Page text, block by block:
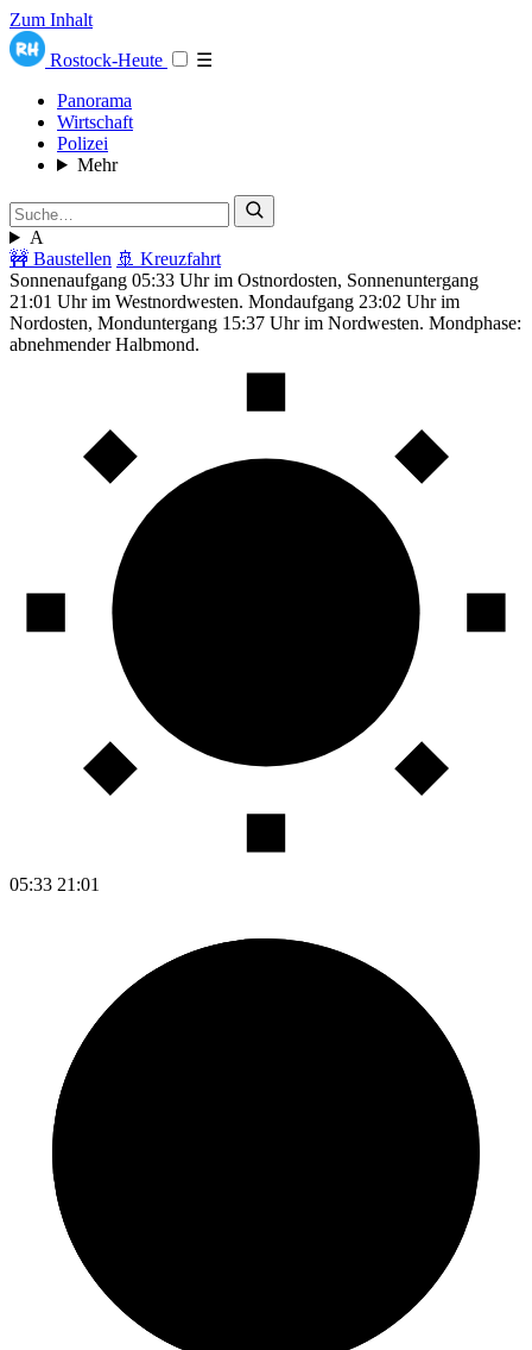
Zum Inhalt
Rostock-Heute
☰
Panorama
Wirtschaft
Polizei
Mehr
A
🚧 Baustellen 🚢 Kreuzfahrt
Sonnenaufgang 05:33 Uhr im Ostnordosten, Sonnenuntergang
21:01 Uhr im Westnordwesten. Mondaufgang 23:02 Uhr im
Nordosten, Monduntergang 15:37 Uhr im Nordwesten. Mondphase:
abnehmender Halbmond.
05:33 21:01